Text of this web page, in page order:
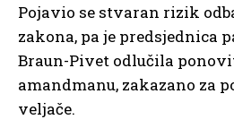
Pojavio se stvaran rizik
zakona, pa je predsjednica
Braun-Pivet odlučila
amandmanu, zakazano za
veljače.